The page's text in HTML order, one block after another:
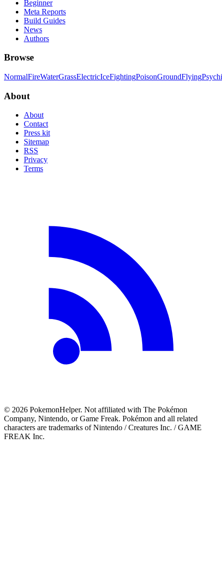
Beginner
Meta Reports
Build Guides
News
Authors
Browse
NormalFireWaterGrassElectricIceFightingPoisonGroundFlying
About
About
Contact
Press kit
Sitemap
RSS
Privacy
Terms
© 2026 PokemonHelper. Not affiliated with The Pokémon
Company, Nintendo, or Game Freak. Pokémon and all related
characters are trademarks of Nintendo / Creatures Inc. / GAME
FREAK Inc.